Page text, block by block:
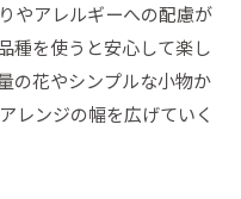
やアレルギーへの配慮が
種を使うと安心して楽し
の花やシンプルな小物か
レンジの幅を広げていく